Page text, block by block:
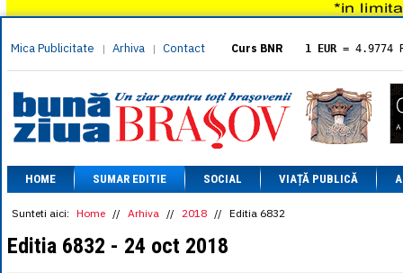
Mica Publicitate | Arhiva | Contact Curs BNR 1 EUR = 4.9774
= 5.8304
1 XAU= 464.4611
1 AED= 1.1933
1 AUD= 2.7957
1 BGN= 2.5449
1 CAD= 3.1559
1 CHF= 5.2813
HOME SUMAR EDITIE SOCIAL VIAȚĂ PUBLICĂ
Sunteti aici: Home // Arhiva // 2018 // Editia 6832
Editia 6832 - 24 oct 2018